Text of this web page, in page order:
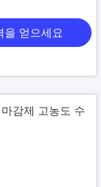
을 얻으세요
감제 고농도 수